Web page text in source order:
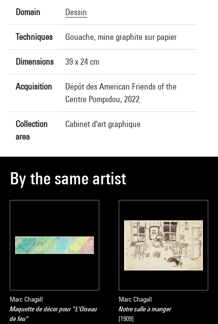
Domain Dessin
Techniques Gouache, mine graphite sur papier
Dimensions 39 x 24 cm
Acquisition
Dépôt des American Friends of the
Centre Pompidou, 2022
Collection
area
Cabinet d'art graphique
By the same artist
Marc Chagall
Maquette de décor pour "L'Oiseau
de feu"
Marc Chagall
Notre salle à manger
[1909]